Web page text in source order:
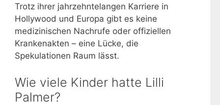
Trotz ihrer jahrzehntelangen Karriere in
Hollywood und Europa gibt es keine
medizinischen Nachrufe oder offiziellen
Krankenakten – eine Lücke, die
Spekulationen Raum lässt.
Wie viele Kinder hatte Lilli
Palmer?